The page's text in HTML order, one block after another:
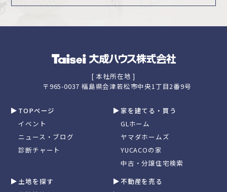
[ 本社所在地 ]
〒965-0037 福島県会津若松市中央1丁目2番9号
TOPページ
イベント
ニュース・ブログ
診断チャート
家を建てる・買う
GLホーム
ヤマダホームズ
YUCACOの家
中古・分譲住宅検索
土地を探す
不動産を売る